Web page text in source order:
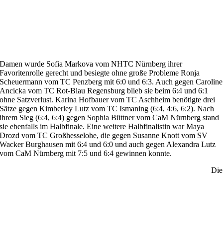
Damen wurde Sofia Markova vom NHTC Nürnberg ihrer
Favoritenrolle gerecht und besiegte ohne große Probleme Ronja
Scheuermann vom TC Penzberg mit 6:0 und 6:3. Auch gegen Caroline
Ancicka vom TC Rot-Blau Regensburg blieb sie beim 6:4 und 6:1
ohne Satzverlust. Karina Hofbauer vom TC Aschheim benötigte drei
Sätze gegen Kimberley Lutz vom TC Ismaning (6:4, 4:6, 6:2). Nach
ihrem Sieg (6:4, 6:4) gegen Sophia Büttner vom CaM Nürnberg stand
sie ebenfalls im Halbfinale. Eine weitere Halbfinalistin war Maya
Drozd vom TC Großhesselohe, die gegen Susanne Knott vom SV
Wacker Burghausen mit 6:4 und 6:0 und auch gegen Alexandra Lutz
vom CaM Nürnberg mit 7:5 und 6:4 gewinnen konnte.
Die